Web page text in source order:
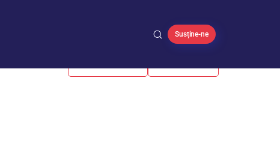
Susține-ne